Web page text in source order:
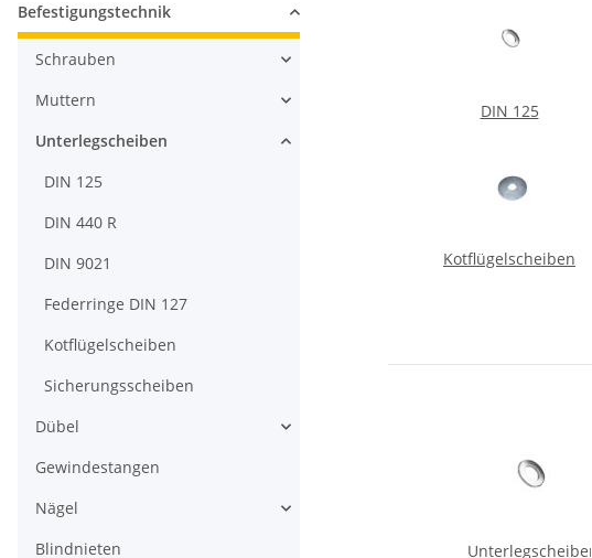
DIN 125
Kotflügelscheiben
Unterlegscheiben
Befestigungstechnik
Schrauben
Muttern
Unterlegscheiben
DIN 125
DIN 440 R
DIN 9021
Federringe DIN 127
Kotflügelscheiben
Sicherungsscheiben
Dübel
Gewindestangen
Nägel
Blindnieten